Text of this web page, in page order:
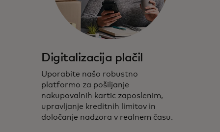
Digitalizacija plačil
Uporabite našo robustno
platformo za pošiljanje
nakupovalnih kartic zaposlenim,
upravljanje kreditnih limitov in
določanje nadzora v realnem času.